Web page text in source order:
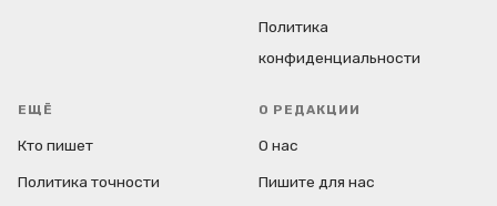
Политика
конфиденциальности
ЕЩЁ
Кто пишет
Политика точности
О РЕДАКЦИИ
О нас
Пишите для нас